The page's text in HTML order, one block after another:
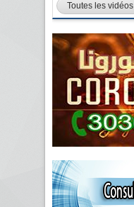
Toutes les vidéos